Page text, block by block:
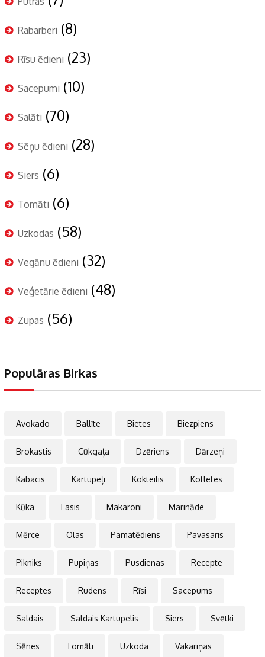
Rabarberi (8)
Rīsu ēdieni (23)
Sacepumi (10)
Salāti (70)
Sēņu ēdieni (28)
Siers (6)
Tomāti (6)
Uzkodas (58)
Vegānu ēdieni (32)
Veģetārie ēdieni (48)
Zupas (56)
Populāras Birkas
Avokado Ballīte Bietes Biezpiens
Brokastis Cūkgaļa Dzēriens Dārzeņi
Kabacis Kartupeļi Kokteilis Kotletes
Kūka Lasis Makaroni Marināde
Mērce Olas Pamatēdiens Pavasaris
Pikniks Pupiņas Pusdienas Recepte
Receptes Rudens Rīsi Sacepums
Saldais Saldais Kartupelis Siers Svētki
Sēnes Tomāti Uzkoda Vakariņas